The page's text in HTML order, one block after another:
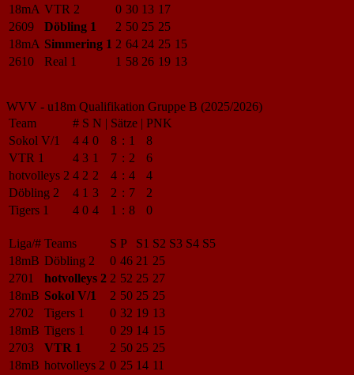
18mA VTR 2 0 30 13 17
2609
Döbling 1 2 50 25 25
18mA Simmering 1 2 64 24 25 15
2610
Real 1 1 58 26 19 13
WVV - u18m Qualifikation Gruppe B (2025/2026)
Team
# S N | Sätze | PNK
Sokol V/1
4 4 0 8 : 1
8
VTR 1
4 3 1 7 : 2
6
hotvolleys 2 4 2 2 4 : 4
4
Döbling 2
4 1 3 2 : 7
2
Tigers 1
4 0 4 1 : 8 0
Liga/# Teams S P S1 S2 S3 S4 S5
18mB Döbling 2 0 46 21 25
2701
hotvolleys 2 2 52 25 27
18mB Sokol V/1 2 50 25 25
2702
Tigers 1 0 32 19 13
18mB Tigers 1 0 29 14 15
2703
VTR 1 2 50 25 25
18mB hotvolleys 2 0 25 14 11